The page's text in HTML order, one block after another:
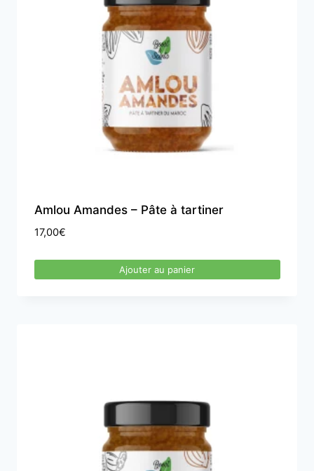
Amlou Amandes – Pâte à tartiner
17,00€
Ajouter au panier